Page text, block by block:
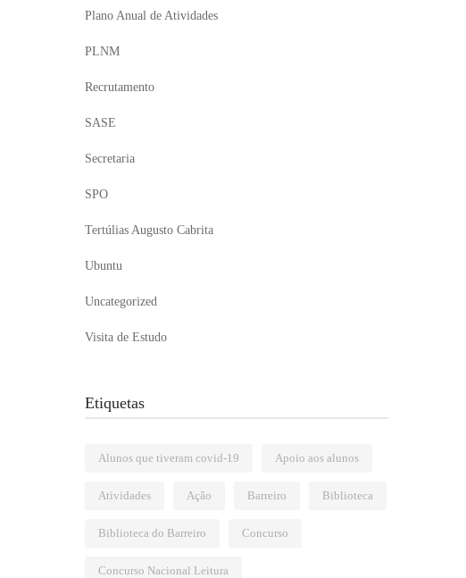
Plano Anual de Atividades
PLNM
Recrutamento
SASE
Secretaria
SPO
Tertúlias Augusto Cabrita
Ubuntu
Uncategorized
Visita de Estudo
Etiquetas
Alunos que tiveram covid-19 Apoio aos alunos
Atividades Ação Barreiro Biblioteca
Biblioteca do Barreiro Concurso
Concurso Nacional Leitura